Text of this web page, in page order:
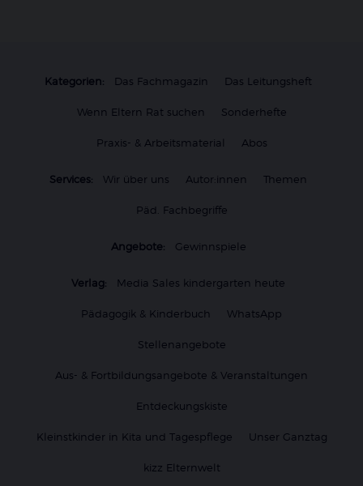
Kategorien: Das Fachmagazin Das Leitungsheft
Wenn Eltern Rat suchen Sonderhefte
Praxis- & Arbeitsmaterial Abos
Services: Wir über uns Autor:innen Themen
Päd. Fachbegriffe
Angebote: Gewinnspiele
Verlag: Media Sales kindergarten heute
Pädagogik & Kinderbuch WhatsApp
Stellenangebote
Aus- & Fortbildungsangebote & Veranstaltungen
Entdeckungskiste
Kleinstkinder in Kita und Tagespflege Unser Ganztag
kizz Elternwelt